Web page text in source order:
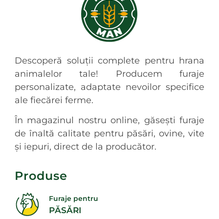
Descoperă soluții complete pentru hrana
animalelor tale! Producem furaje
personalizate, adaptate nevoilor specifice
ale fiecărei ferme.
În magazinul nostru online, găsești furaje
de înaltă calitate pentru păsări, ovine, vite
și iepuri, direct de la producător.
Produse
Furaje pentru
PĂSĂRI